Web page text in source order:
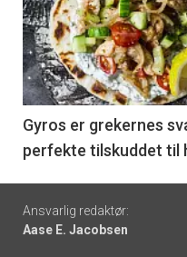
akkurat
nå
-
6
Gyros er grekernes
perfekte tilskuddet til
Footer
-
Ansvarlig redaktør:
Aase E. Jacobsen